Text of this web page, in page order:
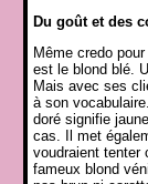
Du goût et des
Même credo
est le blond blé.
Mais avec ses
à son
doré signifie
cas. Il met
voudraient tenter
fameux blond